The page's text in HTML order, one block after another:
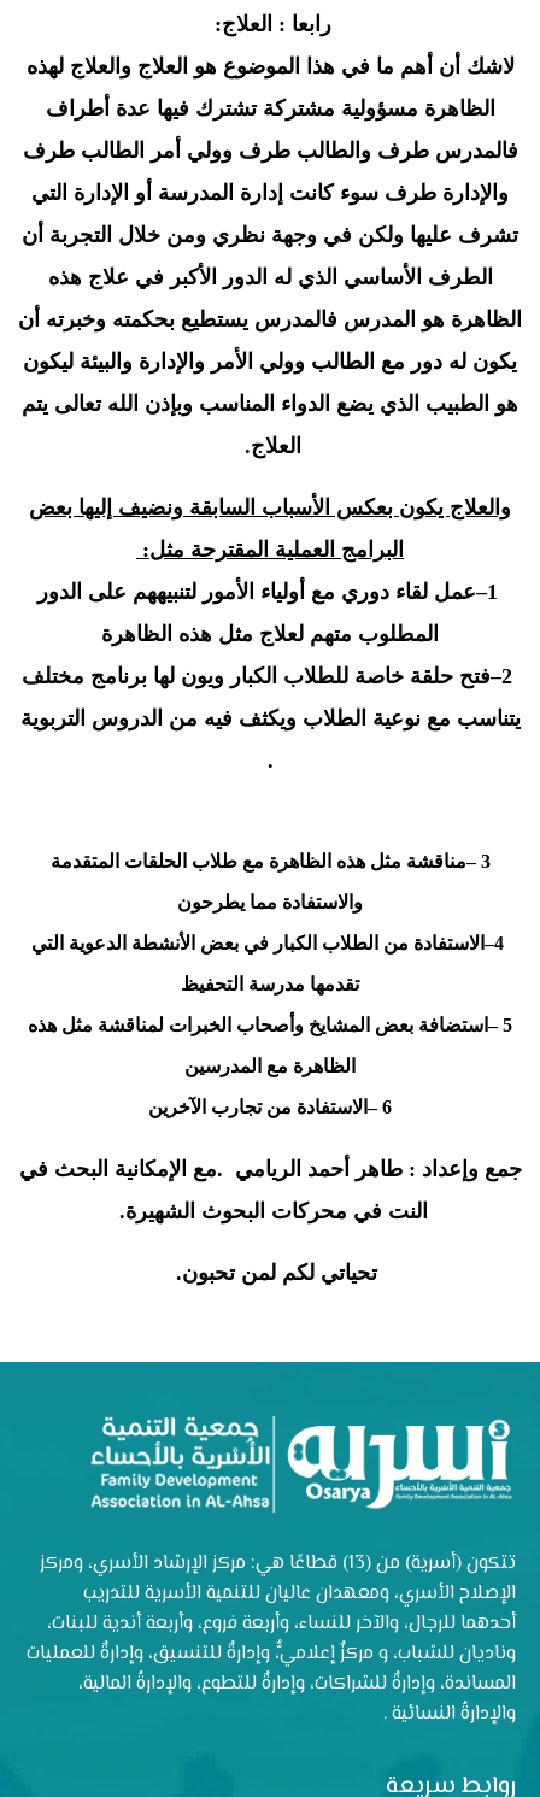
رابعا : العلاج:
لاشك أن أهم ما في هذا الموضوع هو العلاج والعلاج لهذه
الظاهرة مسؤولية مشتركة تشترك فيها عدة أطراف
فالمدرس طرف والطالب طرف وولي أمر الطالب طرف
والإدارة طرف سوء كانت إدارة المدرسة أو الإدارة التي
تشرف عليها ولكن في وجهة نظري ومن خلال التجربة أن
الطرف الأساسي الذي له الدور الأكبر في علاج هذه
الظاهرة هو المدرس فالمدرس يستطيع بحكمته وخبرته أن
يكون له دور مع الطالب وولي الأمر والإدارة والبيئة ليكون
هو الطبيب الذي يضع الدواء المناسب وبإذن الله تعالى يتم
العلاج.
والعلاج يكون بعكس الأسباب السابقة ونضيف إليها بعض
البرامج العملية المقترحة مثل:
–1عمل لقاء دوري مع أولياء الأمور لتنبيههم على الدور
المطلوب متهم لعلاج مثل هذه الظاهرة
–2فتح حلقة خاصة للطلاب الكبار ويون لها برنامج مختلف
يتناسب مع نوعية الطلاب ويكثف فيه من الدروس التربوية
.
– 3مناقشة مثل هذه الظاهرة مع طلاب الحلقات المتقدمة
والاستفادة مما يطرحون
–4 الاستفادة من الطلاب الكبار في بعض الأنشطة الدعوية التي
تقدمها مدرسة التحفيظ
– 5 استضافة بعض المشايخ وأصحاب الخبرات لمناقشة مثل هذه
الظاهرة مع المدرسين
– 6 الاستفادة من تجارب الآخرين
جمع وإعداد : طاهر أحمد الريامي .مع الإمكانية البحث في
النت في محركات البحوث الشهيرة.
تحياتي لكم لمن تحبون.
تتكون (أسرية) من (13) قطاعًا هي: مركز الإرشاد الأسري، ومركز
الإصلاح الأسري، ومعهدان عاليان للتنمية الأسرية للتدريب
أحدهما للرجال، والآخر للنساء، وأربعة فروع، وأربعة أندية للبنات،
وناديان للشباب، و مركزٌ إعلاميٌّ، وإدارةٌ للتنسيق، وإدارةٌ للعمليات
المساندة، وإدارةٌ للشراكات، وإدارةٌ للتطوع، والإدارةُ المالية،
والإدارةُ النسائية .
روابط سريعة